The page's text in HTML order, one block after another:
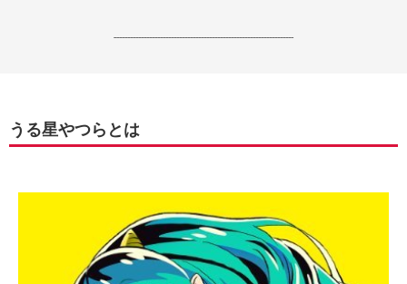
------------------------------------------------------------------
うる星やつらとは